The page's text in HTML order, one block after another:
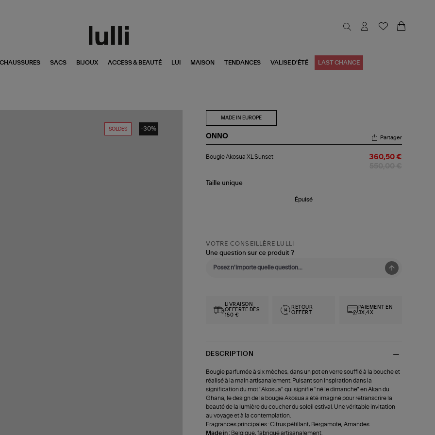
CHAUSSURES SACS BIJOUX ACCESS & BEAUTÉ LUI MAISON TENDANCES VALISE D'ÉTÉ LAST CHANCE
SOLDES -30%
MADE IN EUROPE
ONNO
Akosua
Partager
Bougie Akosua XL Sunset 360,50 €
Taille unique
Épuisé
VOTRE CONSEILLÈRE LULLI
Une question sur ce produit ?
LIVRAISON
OFFERTE DÈS
150 €
RETOUR
OFFERT
PAIEMENT EN
3X,4X
DESCRIPTION
Bougie parfumée à six mèches, dans un pot en verre soufflé à la bouche et
réalisé à la main artisanalement. Puisant son inspiration dans la
signification du mot "Akosua" qui signifie "né le dimanche" en Akan du
Ghana, le design de la bougie Akosua a été imaginé pour retranscrire la
beauté de la lumière du coucher du soleil estival. Une véritable invitation
au voyage et à la contemplation.
Fragrances principales : Citrus pétillant, Bergamote, Amandes.
Made in : Belgique, fabriqué artisanalement.